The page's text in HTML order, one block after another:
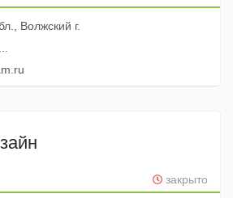
Волжский г.
закрыто